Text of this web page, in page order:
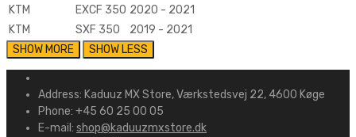
KTM
EXCF 350 2020 - 2021
KTM
SXF 350 2019 - 2021
Address: Kaduuz MX Store, Værkstedsvej 22, 4600 Køge
Phone: +45 60 25 00 05
E-mail: shop@kaduuzmxstore.dk